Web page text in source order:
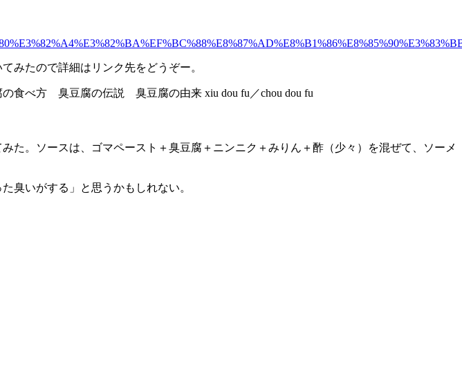
みたので詳細はリンク先をどうぞー。
べ方 臭豆腐の伝説 臭豆腐の由来 xiu dou fu／chou dou fu
。ソースは、ゴマペースト＋臭豆腐＋ニンニク＋みりん＋酢（少々）を混ぜて、ソーメ
臭いがする」と思うかもしれない。